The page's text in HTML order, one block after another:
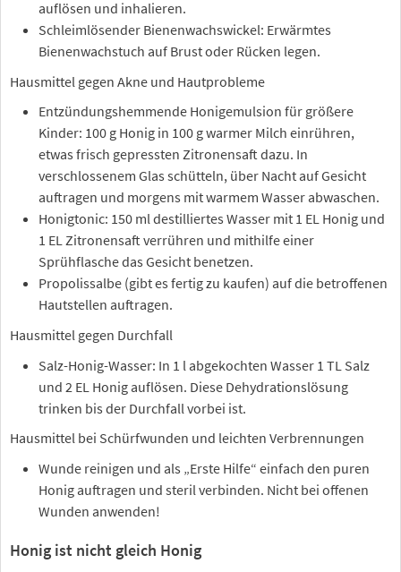
auflösen und inhalieren.
Schleimlösender Bienenwachswickel: Erwärmtes
Bienenwachstuch auf Brust oder Rücken legen.
Hausmittel gegen Akne und Hautprobleme
Entzündungshemmende Honigemulsion für größere
Kinder: 100 g Honig in 100 g warmer Milch einrühren,
etwas frisch gepressten Zitronensaft dazu. In
verschlossenem Glas schütteln, über Nacht auf Gesicht
auftragen und morgens mit warmem Wasser abwaschen.
Honigtonic: 150 ml destilliertes Wasser mit 1 EL Honig und
1 EL Zitronensaft verrühren und mithilfe einer
Sprühflasche das Gesicht benetzen.
Propolissalbe (gibt es fertig zu kaufen) auf die betroffenen
Hautstellen auftragen.
Hausmittel gegen Durchfall
Salz-Honig-Wasser: In 1 l abgekochten Wasser 1 TL Salz
und 2 EL Honig auflösen. Diese Dehydrationslösung
trinken bis der Durchfall vorbei ist.
Hausmittel bei Schürfwunden und leichten Verbrennungen
Wunde reinigen und als „Erste Hilfe“ einfach den puren
Honig auftragen und steril verbinden. Nicht bei offenen
Wunden anwenden!
Honig ist nicht gleich Honig